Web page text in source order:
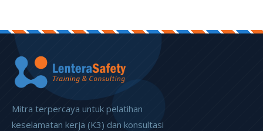
Mitra terpercaya untuk pelatihan
keselamatan kerja (K3) dan konsultasi